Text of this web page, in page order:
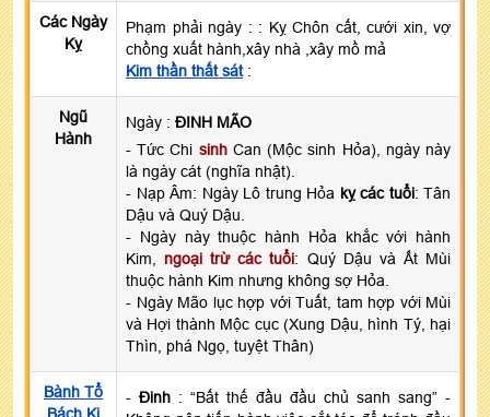
Các Ngày
Kỵ
Phạm phải ngày : : Kỵ Chôn cất, cưới xin, vợ
chồng xuất hành,xây nhà ,xây mồ mả
Kim thần thất sát:
Ngũ
Hành
Ngày : ĐINH MÃO
- Tức Chi sinhCan (Mộc sinh Hỏa), ngày này
là ngày cát (nghĩa nhật).
- Nạp Âm: Ngày Lô trung Hỏa kỵ các tuổi: Tân
Dậu và Quý Dậu.
- Ngày này thuộc hành Hỏa khắc với hành
Kim, ngoại trừ các tuổi: Quý Dậu và Ất Mùi
thuộc hành Kim nhưng không sợ Hỏa.
- Ngày Mão lục hợp với Tuất, tam hợp với Mùi
và Hợi thành Mộc cục (Xung Dậu, hình Tý, hại
Thìn, phá Ngọ, tuyệt Thân)
Bành Tổ
- Đinh : “Bất thế đầu đầu chủ sanh sang” -